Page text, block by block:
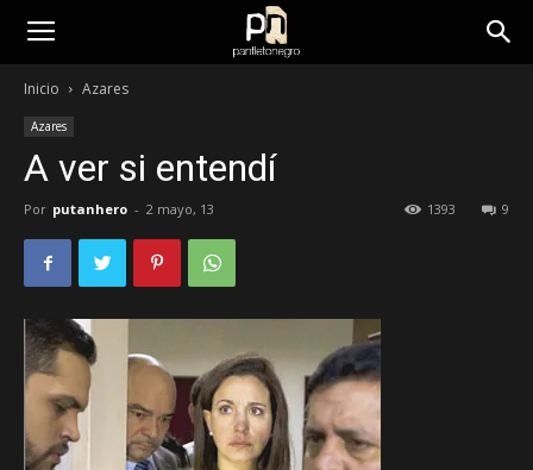
panfletonegro
Inicio Azares
Azares
A ver si entendí
Por putanhero - 2 mayo, 13 9
1393